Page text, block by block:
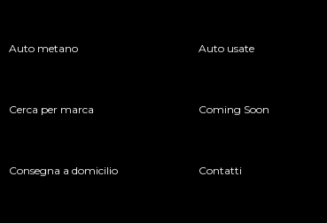
Auto metano Auto usate
Cerca per marca Coming Soon
Consegna a domicilio Contatti